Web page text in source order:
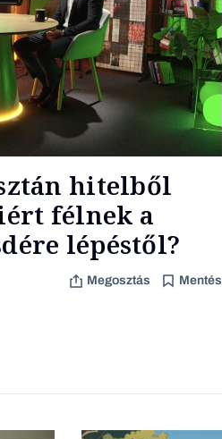
hitelből
félnek a
lépéstől?
Megosztás Mentés